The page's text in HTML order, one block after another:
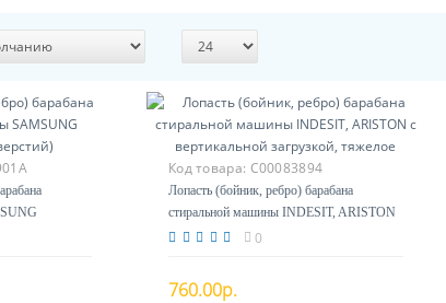
Код товара: C00083894
Лопасть (бойник, ребро) барабана
стиральной машины INDESIT, ARISTON
c вертикальной загрузкой, тяжелое
0
760.00р.